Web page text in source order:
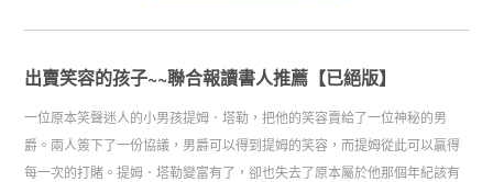
出賣笑容的孩子~~聯合報讀書人推薦【已絕版】
一位原本笑聲迷人的小男孩提姆．塔勒，把他的笑容賣給了一位神秘的男
爵。兩人簽下了一份協議，男爵可以得到提姆的笑容，而提姆從此可以贏得
每一次的打賭。提姆．塔勒變富有了，卻也失去了原本屬於他那個年紀該有